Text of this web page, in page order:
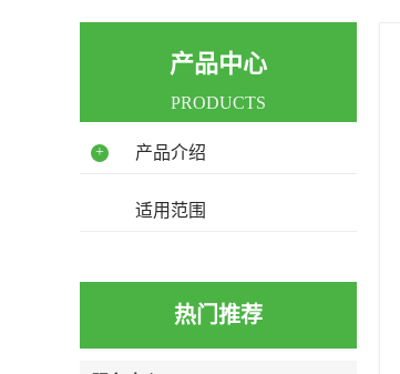
产品中心
PRODUCTS
产品介绍
+
适用范围
热门推荐